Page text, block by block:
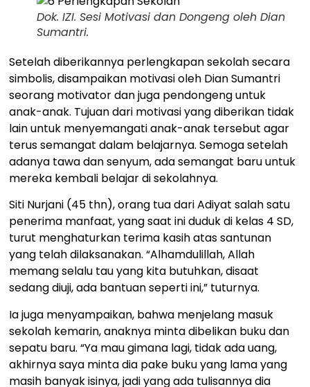
Dok. IZI. Sesi Motivasi dan Dongeng oleh Dian
Sumantri.
Setelah diberikannya perlengkapan sekolah secara
simbolis, disampaikan motivasi oleh Dian Sumantri
seorang motivator dan juga pendongeng untuk
anak-anak. Tujuan dari motivasi yang diberikan tidak
lain untuk menyemangati anak-anak tersebut agar
terus semangat dalam belajarnya. Semoga setelah
adanya tawa dan senyum, ada semangat baru untuk
mereka kembali belajar di sekolahnya.
Siti Nurjani (45 thn), orang tua dari Adiyat salah satu
penerima manfaat, yang saat ini duduk di kelas 4 SD,
turut menghaturkan terima kasih atas santunan
yang telah dilaksanakan. “Alhamdulillah, Allah
memang selalu tau yang kita butuhkan, disaat
sedang diuji, ada bantuan seperti ini,” tuturnya.
Ia juga menyampaikan, bahwa menjelang masuk
sekolah kemarin, anaknya minta dibelikan buku dan
sepatu baru. “Ya mau gimana lagi, tidak ada uang,
akhirnya saya minta dia pake buku yang lama yang
masih banyak isinya, jadi yang ada tulisannya dia